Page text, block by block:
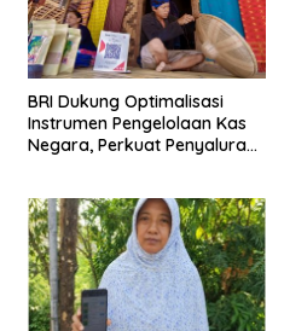
BRI Dukung Optimalisasi
Instrumen Pengelolaan Kas
Negara, Perkuat Penyaluran